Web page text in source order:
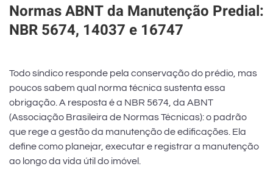
Normas ABNT da Manutenção Predial:
NBR 5674, 14037 e 16747
Todo síndico responde pela conservação do prédio, mas
poucos sabem qual norma técnica sustenta essa
obrigação. A resposta é a NBR 5674, da ABNT
(Associação Brasileira de Normas Técnicas): o padrão
que rege a gestão da manutenção de edificações. Ela
define como planejar, executar e registrar a manutenção
ao longo da vida útil do imóvel.